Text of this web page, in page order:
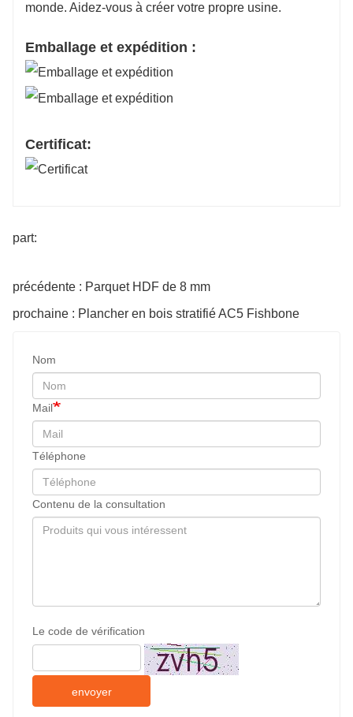
monde. Aidez-vous à créer votre propre usine.
Emballage et expédition :
Certificat:
part:
précédente : Parquet HDF de 8 mm
prochaine : Plancher en bois stratifié AC5 Fishbone
Nom
Mail
Téléphone
Contenu de la consultation
Le code de vérification
envoyer